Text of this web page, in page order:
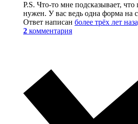
P.S. Что-то мне подсказывает,
нужен. У вас ведь одна форма на
Ответ написан более трёх лет
2 комментария